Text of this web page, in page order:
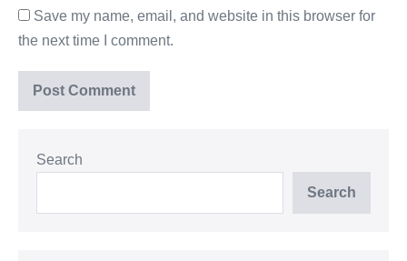
Save my name, email, and website in this browser for
the next time I comment.
Search
Search